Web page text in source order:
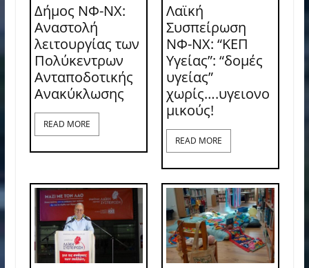
Δήμος ΝΦ-ΝΧ:
Αναστολή
λειτουργίας των
Πολύκεντρων
Ανταποδοτικής
Ανακύκλωσης
READ MORE
Λαϊκή
Συσπείρωση
ΝΦ-ΝΧ: “ΚΕΠ
Υγείας”: “δομές
υγείας”
χωρίς….υγειονο
μικούς!
READ MORE